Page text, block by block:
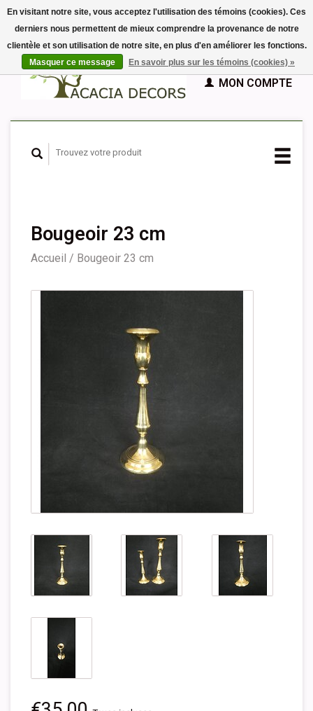
EUR
GBPFrançais
Nederlands
Español
PANIER (€0,00)
MON COMPTE
Bougeoir 23 cm
Accueil / Bougeoir 23 cm
En visitant notre site, vous acceptez l'utilisation des témoins (cookies). Ces
derniers nous permettent de mieux comprendre la provenance de notre
clientèle et son utilisation de notre site, en plus d'en améliorer les fonctions.
Masquer ce message
En savoir plus sur les témoins (cookies) »